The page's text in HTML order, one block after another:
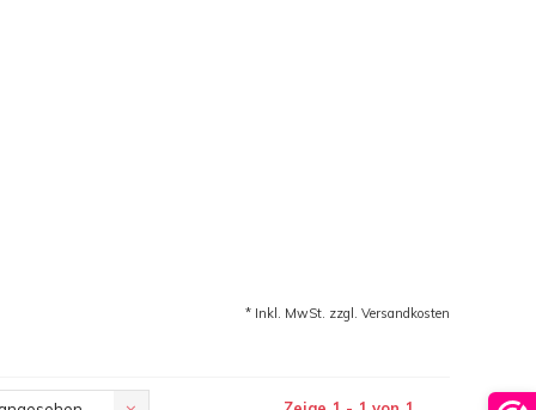
* Inkl. MwSt. zzgl. Versandkosten